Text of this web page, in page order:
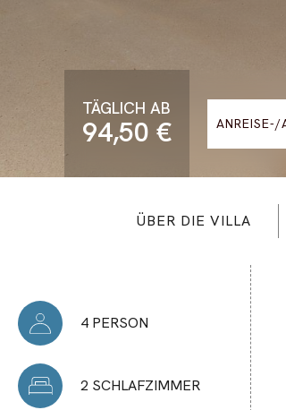
TÄGLICH AB
94,50 €
ÜBER DIE VILLA
4 PERSON
2 SCHLAFZIMMER